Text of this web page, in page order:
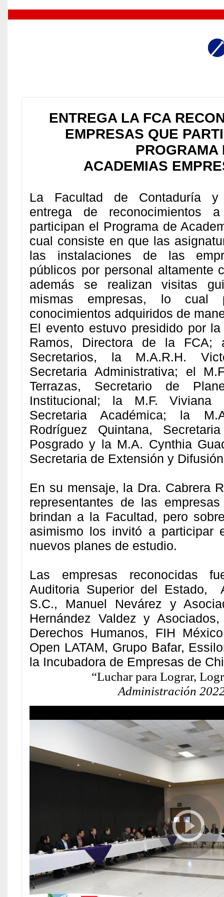
ENTREGA LA FCA
EMPRESAS QUE
PROGRAMA
ACADEMIAS
La Facultad de Contaduría y
entrega de reconocimientos
participan el Programa de
cual consiste en que las
las instalaciones de las
públicos por personal altamente
además se realizan visitas
mismas empresas, lo cual
conocimientos adquiridos de
El evento estuvo presidido por
Ramos, Directora de la FCA;
Secretarios, la M.A.R.H.
Secretaria Administrativa; el
Terrazas, Secretario de
Institucional; la M.F. Viviana
Secretaria Académica; la
Rodríguez Quintana,
Posgrado y la M.A. Cynthia
Secretaria de Extensión y
En su mensaje, la Dra. Cabrera
representantes de las
brindan a la Facultad, pero
asimismo los invitó a participar
nuevos planes de estudio.
Las empresas reconocidas
Auditoria Superior del Estado,
S.C., Manuel Nevárez y
Hernández Valdez y
Derechos Humanos, FIH
Open LATAM, Grupo Bafar,
la Incubadora de Empresas de
“Luchar para Lograr,
Administración